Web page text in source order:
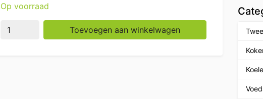
Op voorraad
HCB Frietsnijder patatsnijder 8, 10 en 12 mm mes Tafelmontage
Toevoegen aan winkelwagen